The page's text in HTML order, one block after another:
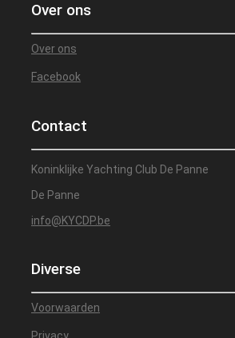
Over ons
Over ons
Facebook
Contact
Koninklijke Yachting Club De Panne
De Panne
info@KYCDP.be
Diverse
Voorwaarden